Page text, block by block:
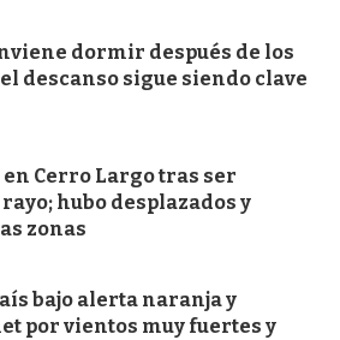
dormir después de los
descanso sigue siendo clave
Cerro Largo tras ser
hubo desplazados y
zonas
bajo alerta naranja y
por vientos muy fuertes y